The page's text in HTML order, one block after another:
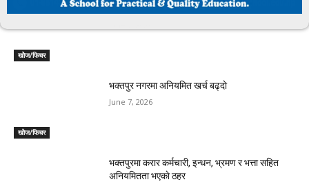
खोेज/फिचर
सूर्यविनायकमा साढे २६ करोड बढी बेरुजू
खोेज/फिचर
भक्तपुर नगरमा अनियमित खर्च बढ्दाे
June 7, 2026
भक्तपुरमा करार कर्मचारी, इन्धन, भ्रमण र भत्ता सहित
अनियमितता भएकाे ठहर